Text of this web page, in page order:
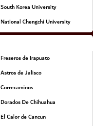
South Korea University
National Chengchi University
Freseros de Irapuato
Astros de Jalisco
Correcaminos
Dorados De Chihuahua
El Calor de Cancun